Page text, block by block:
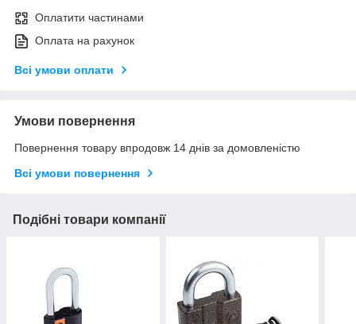
Оплатити частинами
Оплата на рахунок
Всі умови оплати
Умови повернення
Повернення товару впродовж 14 днів за домовленістю
Всі умови повернення
Подібні товари компанії